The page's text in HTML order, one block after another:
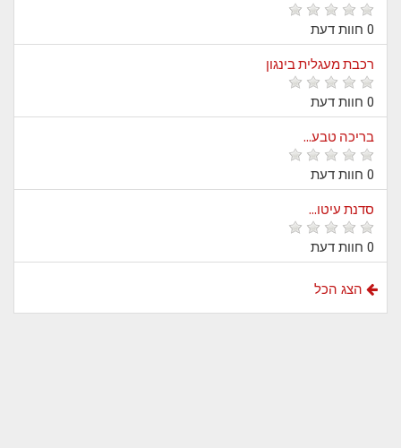
0 חוות דעת
רכבת מעגלית בינגון
0 חוות דעת
בריכה טבע...
0 חוות דעת
סדנת עיטו...
0 חוות דעת
הצג הכל